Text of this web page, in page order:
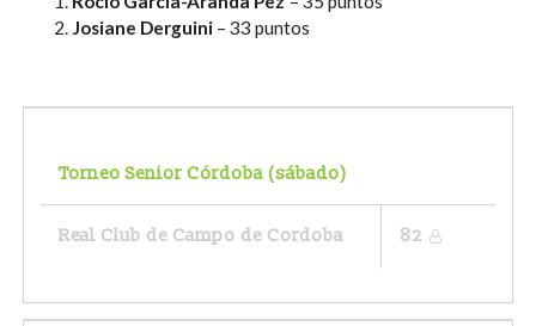
Josiane Derguini – 33 puntos
Torneo Senior Córdoba (sábado)
Real Club de Campo de Cordoba 82